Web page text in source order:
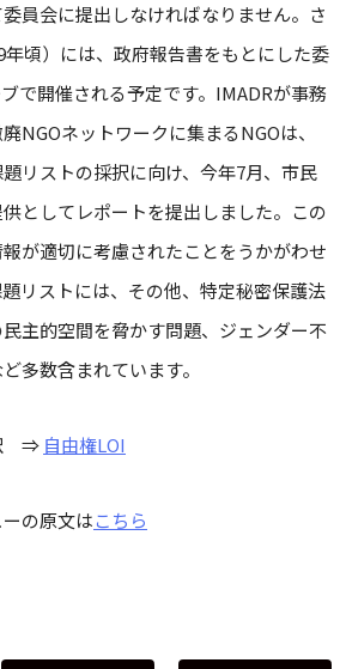
員会に提出しなければなりません。さ
年頃）には、政府報告書をもとにした委
で開催される予定です。IMADRが事務
NGOネットワークに集まるNGOは、
リストの採択に向け、今年7月、市民
としてレポートを提出しました。この
が適切に考慮されたことをうかがわせ
リストには、その他、特定秘密保護法
主的空間を脅かす問題、ジェンダー不
多数含まれています。
⇒ 自由権LOI
の原文はこちら